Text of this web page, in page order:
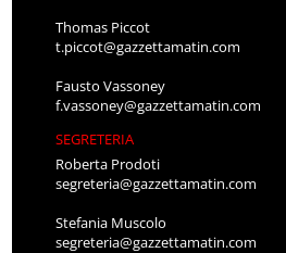
Thomas Piccot
t.piccot@gazzettamatin.com
Fausto Vassoney
f.vassoney@gazzettamatin.com
SEGRETERIA
Roberta Prodoti
segreteria@gazzettamatin.com
Stefania Muscolo
segreteria@gazzettamatin.com